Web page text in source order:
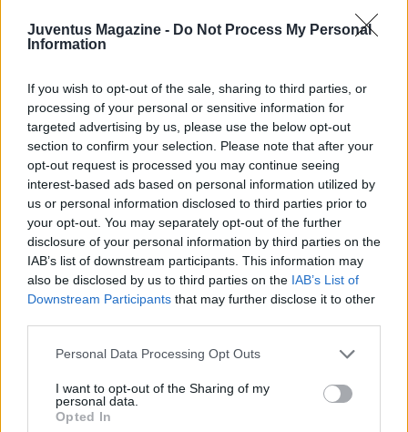
Juventus Magazine - Do Not Process My Personal
Information
If you wish to opt-out of the sale, sharing to third parties, or
processing of your personal or sensitive information for
targeted advertising by us, please use the below opt-out
section to confirm your selection. Please note that after your
opt-out request is processed you may continue seeing
interest-based ads based on personal information utilized by
us or personal information disclosed to third parties prior to
your opt-out. You may separately opt-out of the further
disclosure of your personal information by third parties on the
IAB’s list of downstream participants. This information may
also be disclosed by us to third parties on the IAB’s List of
Downstream Participants that may further disclose it to other
Personal Data Processing Opt Outs
I want to opt-out of the Sharing of my
personal data.
Opted In
po' difficile, la squadra non stava raccogliendo risultati, ha
dato fiducia a noi, la squadra è forte, poi con tante partita
ravvicinate il tempo per lavorare è poco, avremo qualche
è presentato benissimo, conosce bene l'ambiente ed è una
cosa positiva per noi e per lui. Come andremo a giocare
contro la Juventus? Gli obiettivi ci sono ancora, la distanza
dalle prime due è importante, son tanti punti, ma nel calcio
può succedere di tutto, in momenti così dobbiamo
compattarci ancora di più, unirci ancora di più perchè nelle
ultime partite si è visto qualcosa di positivo, non meritavamo
di perdere a Madrid e stasera, dobbiamo continuare a
lavorare per cercare di uscire da questa situazione e tornare
a vincere, giocare bene e fare un buon calcio. La distanza dalla
vetta è ampia, inutile parlare di scudetto e obiettivo del
campionato, pensiamo partita per partita, vedremo l'anno
nuovo dove saremo, è importante pensare alla prossima, è
uno scontro diretto, è importante per tutta Napoli, per
per affrontare la Juvenurs venerdì sera. Io nel ruolo di terzino
destro? Sì, ne abbiamo parlato, Natan ha fatto una buona